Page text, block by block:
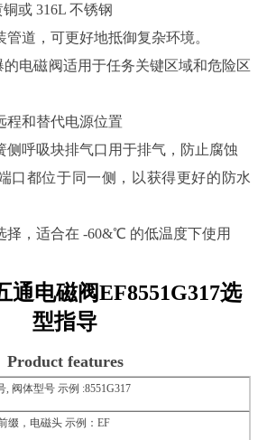
或 316L 不锈钢
道，可更好地抵御复杂环境。
电磁阀适用于任务关键区域和危险区
程和替代电源位置
侧呼吸块排气口用于排气，防止腐蚀
口都位于同一侧，以获得更好的防水
择，适合在 -60&℃ 的低温度下使用
通电磁阀EF8551G317选
型指导
Product features
, 阀体型号 示例 :8551G317
缀，电磁头 示例：EF